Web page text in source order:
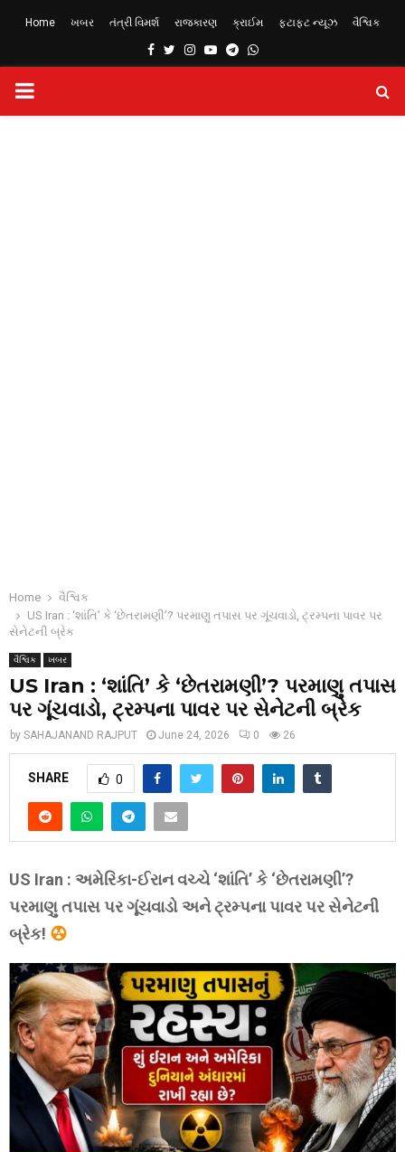
Home ખબર તંત્રી વિમર્શ રાજકારણ ક્રાઈમ ફટાફટ ન્યૂઝ વૈશ્વિક
Facebook
TwitterInstagram
YoutubeTelegram
Whatsapp
PRIMARY
Home
વૈશ્વિક
US Iran : ‘શાંતિ’ કે ‘છેતરામણી’? પરમાણુ તપાસ પર ગૂંચવાડો, ટ્રમ્પના પાવર પર
સેનેટની બ્રેક
વૈશ્વિક ખબર
US Iran : ‘શાંતિ’ કે ‘છેતરામણી’? પરમાણુ તપાસ
પર ગૂંચવાડો, ટ્રમ્પના પાવર પર સેનેટની બ્રેક
by SAHAJANAND RAJPUT June 24, 2026 0 26
SHARE 0
US Iran : અમેરિકા-ઈરાન વચ્ચે ‘શાંતિ’ કે ‘છેતરામણી’?
પરમાણુ તપાસ પર ગૂંચવાડો અને ટ્રમ્પના પાવર પર સેનેટની
બ્રેક!